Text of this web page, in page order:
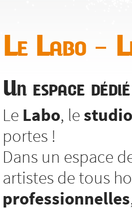
Le Labo –
Un espace
Le Labo, le
portes !
Dans un espace
artistes de tous
professionnelles